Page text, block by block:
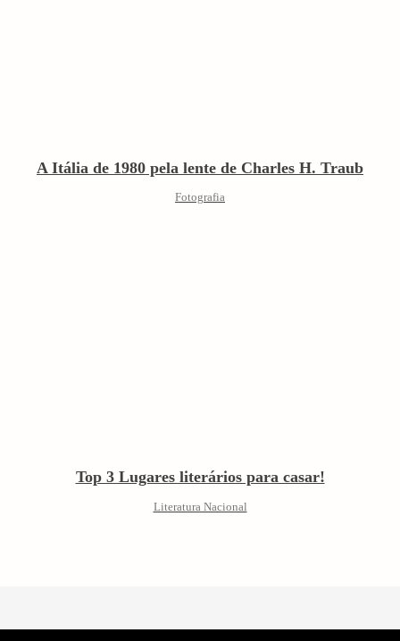
A Itália de 1980 pela lente de Charles H. Traub
Fotografia
Top 3 Lugares literários para casar!
Literatura Nacional